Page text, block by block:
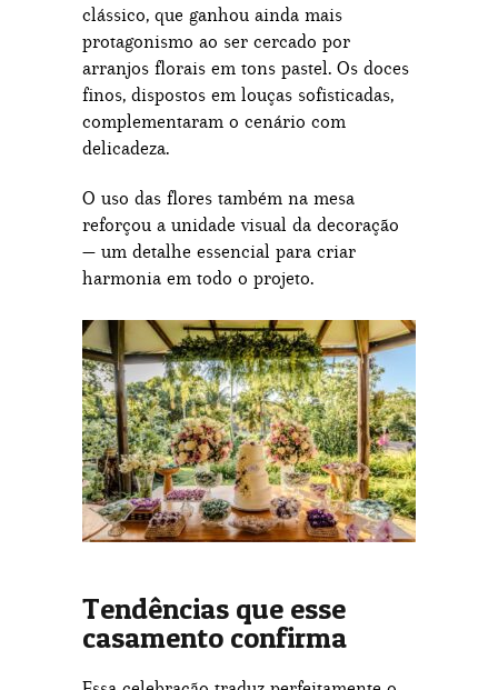
clássico, que ganhou ainda mais
protagonismo ao ser cercado por
arranjos florais em tons pastel. Os doces
finos, dispostos em louças sofisticadas,
complementaram o cenário com
delicadeza.
O uso das flores também na mesa
reforçou a unidade visual da decoração
— um detalhe essencial para criar
harmonia em todo o projeto.
Tendências que esse
casamento confirma